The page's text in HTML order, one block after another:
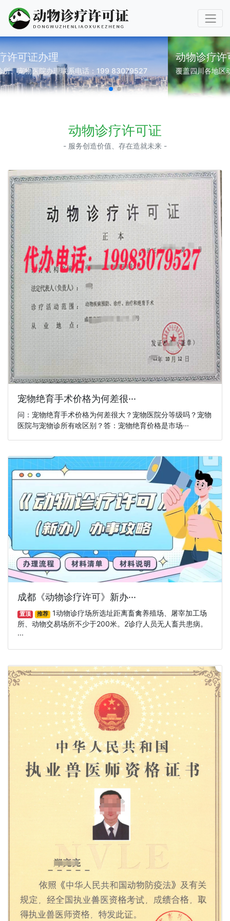
动物诊疗许可证代办
覆盖四川各地区动物诊疗许可证代办、企业登记代理
动物诊疗许可证
- 服务创造价值、存在造就未来 -
宠物绝育手术价格为何差很···
问：宠物绝育手术价格为何差很大？宠物医院分等级吗？宠物
医院与宠物诊所有啥区别？答：宠物绝育价格是市场···
成都《动物诊疗许可》新办···
置顶 推荐
1动物诊疗场所选址距离畜禽养殖场、屠宰加工场
所、动物交易场所不少于200米。2诊疗人员无人畜共患病。
···